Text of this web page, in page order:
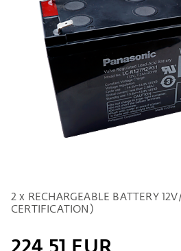
2 x RECHARGEABLE BATTERY
CERTIFICATION)